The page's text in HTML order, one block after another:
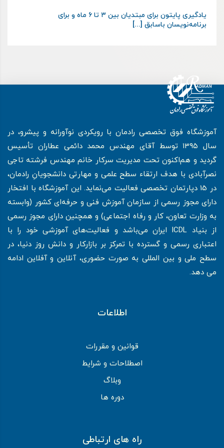
یادگیری پایتون برای مبتدیان بین ۳ تا ۶ ماه و برای
برنامه‌نویسان باسابق [...]
آموزشگاه فوق تخصصی رادمان با رویکردی نوآورانه و پیشرو، در
سال ۱۳۹۵ توسط آقای مهندس محمد دائمی عطاران تأسیس
گردید و هم‌اکنون تحت مدیریت سرکار خانم مهندس فرشته تاجی
نصرآبادی با هدف ارتقاء سطح علمی و مهارتی دانشجویانِ رادمان،
در 15 دپارتمان تخصصی فعالیت می‌نماید. این آموزشگاه با افتخار
دارای مجوز رسمی از سازمان آموزش فنی و حرفه‌ای کشور (وابسته
به وزارت تعاون، کار و رفاه اجتماعی) و همچنین دارای مجوز رسمی
از بنیاد ICDL ایران می‌باشد و فعالیت‌های آموزشی خود را با
اعتباری رسمی و گسترده با تمرکز بر بازارکار و دانش روز دنیا، در
سطح ملی و بین المللی به صورت حضوری، آنلاین و آفلاین ادامه
می دهد.
اطلاعات
قوانین و مقررات
اصطلاحات و شرایط
وبلاگ
دوره ها
راه های ارتباطی